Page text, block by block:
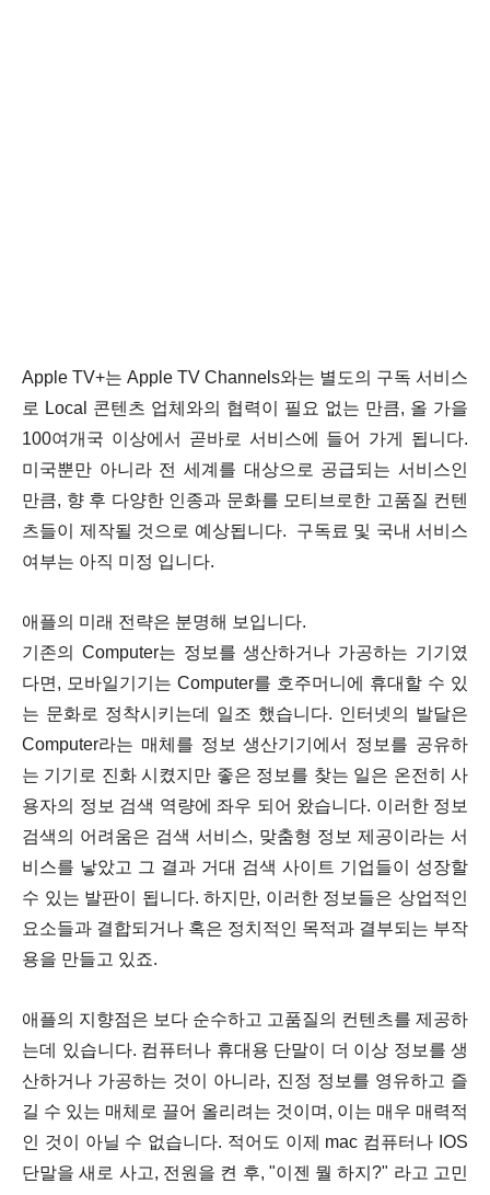
Apple TV+는 Apple TV Channels와는 별도의 구독 서비스
로 Local 콘텐츠 업체와의 협력이 필요 없는 만큼, 올 가을
100여개국 이상에서 곧바로 서비스에 들어 가게 됩니다.
미국뿐만 아니라 전 세계를 대상으로 공급되는 서비스인
만큼, 향 후 다양한 인종과 문화를 모티브로한 고품질 컨텐
츠들이 제작될 것으로 예상됩니다. 구독료 및 국내 서비스
여부는 아직 미정 입니다.
애플의 미래 전략은 분명해 보입니다.
기존의 Computer는 정보를 생산하거나 가공하는 기기였
다면, 모바일기기는 Computer를 호주머니에 휴대할 수 있
는 문화로 정착시키는데 일조 했습니다. 인터넷의 발달은
Computer라는 매체를 정보 생산기기에서 정보를 공유하
는 기기로 진화 시켰지만 좋은 정보를 찾는 일은 온전히 사
용자의 정보 검색 역량에 좌우 되어 왔습니다. 이러한 정보
검색의 어려움은 검색 서비스, 맞춤형 정보 제공이라는 서
비스를 낳았고 그 결과 거대 검색 사이트 기업들이 성장할
수 있는 발판이 됩니다. 하지만, 이러한 정보들은 상업적인
요소들과 결합되거나 혹은 정치적인 목적과 결부되는 부작
용을 만들고 있죠.
애플의 지향점은 보다 순수하고 고품질의 컨텐츠를 제공하
는데 있습니다. 컴퓨터나 휴대용 단말이 더 이상 정보를 생
산하거나 가공하는 것이 아니라, 진정 정보를 영유하고 즐
길 수 있는 매체로 끌어 올리려는 것이며, 이는 매우 매력적
인 것이 아닐 수 없습니다. 적어도 이제 mac 컴퓨터나 IOS
단말을 새로 사고, 전원을 켠 후, "이젠 뭘 하지?" 라고 고민